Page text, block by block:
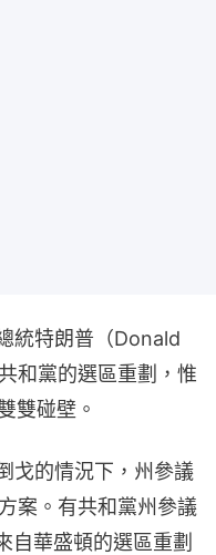
統特朗普（Donald
和黨的選區重劃，惟
雙碰壁。
戈的情況下，州參議
案。有共和黨州參議
自華盛頓的選區重劃